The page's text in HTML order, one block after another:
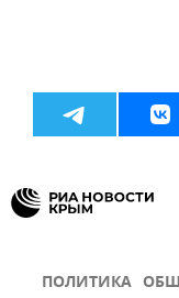
ПОЛИТИКА